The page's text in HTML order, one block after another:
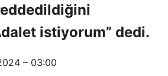
istiyorum” dedi.
– 03:00